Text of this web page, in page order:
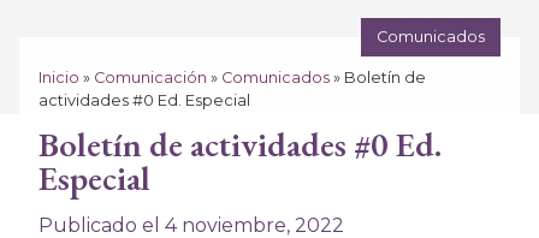
Comunicados
Inicio » Comunicación » Comunicados » Boletín de
actividades #0 Ed. Especial
Boletín de actividades #0 Ed.
Especial
Publicado el 4 noviembre, 2022